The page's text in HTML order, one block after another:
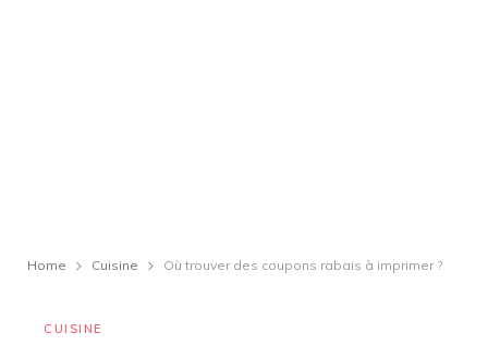
Home Cuisine Où trouver des coupons rabais à imprimer ?
CUISINE